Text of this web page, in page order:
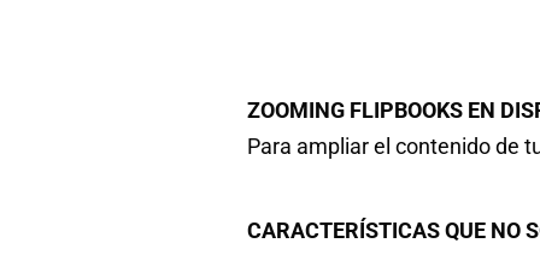
ZOOMING FLIPBOOKS EN
Para ampliar el contenido de
CARACTERÍSTICAS QUE NO